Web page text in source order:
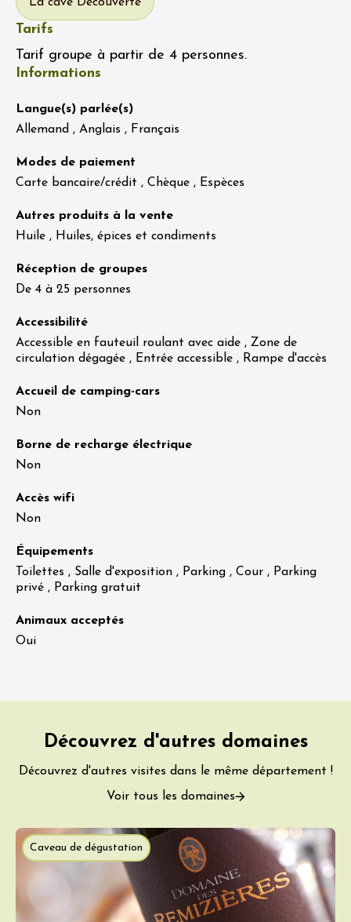
Tarifs
Tarif groupe à partir de 4 personnes.
Informations
Langue(s) parlée(s)
Allemand , Anglais , Français
Modes de paiement
Carte bancaire/crédit , Chèque , Espèces
Autres produits à la vente
Huile , Huiles, épices et condiments
Réception de groupes
De 4 à 25 personnes
Accessibilité
Accessible en fauteuil roulant avec aide , Zone de
circulation dégagée , Entrée accessible , Rampe d'accès
Accueil de camping-cars
Non
Borne de recharge électrique
Non
Accès wifi
Non
Équipements
Toilettes , Salle d'exposition , Parking , Cour , Parking
privé , Parking gratuit
Animaux acceptés
Oui
Découvrez d'autres domaines
Découvrez d'autres visites dans le même département !
Voir tous les domaines
Caveau de dégustation